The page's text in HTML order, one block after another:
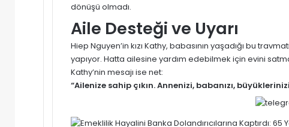
dönüşü olmadı.
Aile Desteği ve Uyarı
Hiep Nguyen’in kızı Kathy, babasının yaşadığı bu
yapıyor. Hatta ailesine yardım edebilmek için evini
Kathy’nin mesajı ise net:
“Ailenize sahip çıkın. Annenizi, babanızı,